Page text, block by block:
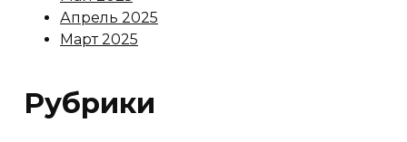
Апрель 2025
Март 2025
Рубрики